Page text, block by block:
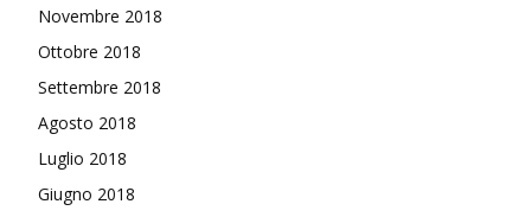
Novembre 2018
Ottobre 2018
Settembre 2018
Agosto 2018
Luglio 2018
Giugno 2018